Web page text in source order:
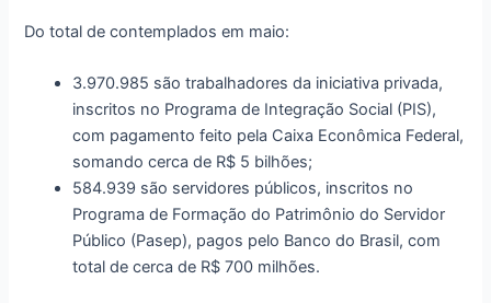
Do total de contemplados em maio:
3.970.985 são trabalhadores da iniciativa privada,
inscritos no Programa de Integração Social (PIS),
com pagamento feito pela Caixa Econômica Federal,
somando cerca de R$ 5 bilhões;
584.939 são servidores públicos, inscritos no
Programa de Formação do Patrimônio do Servidor
Público (Pasep), pagos pelo Banco do Brasil, com
total de cerca de R$ 700 milhões.